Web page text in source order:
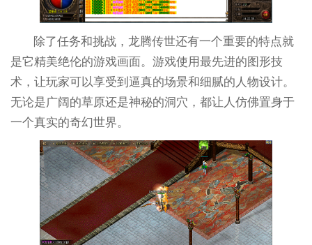
除了任务和挑战，龙腾传世还有一个重要的特点就
是它精美绝伦的游戏画面。游戏使用最先进的图形技
术，让玩家可以享受到逼真的场景和细腻的人物设计。
无论是广阔的草原还是神秘的洞穴，都让人仿佛置身于
一个真实的奇幻世界。